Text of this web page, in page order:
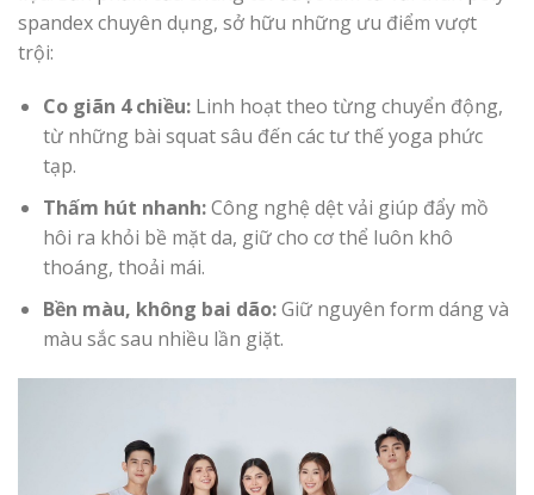
spandex chuyên dụng, sở hữu những ưu điểm vượt
trội:
Co giãn 4 chiều:Linh hoạt theo từng chuyển động,
từ những bài squat sâu đến các tư thế yoga phức
tạp.
Thấm hút nhanh:Công nghệ dệt vải giúp đẩy mồ
hôi ra khỏi bề mặt da, giữ cho cơ thể luôn khô
thoáng, thoải mái.
Bền màu, không bai dão:Giữ nguyên form dáng và
màu sắc sau nhiều lần giặt.